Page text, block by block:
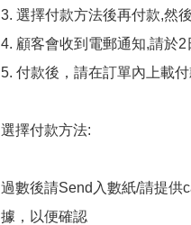
3. 選擇付款方法後再付款,然
4. 顧客會收到電郵通知,請於
5. 付款後，請在訂單內上載
選擇付款方法:
過數後請Send入數紙/請提供
據，以便確認